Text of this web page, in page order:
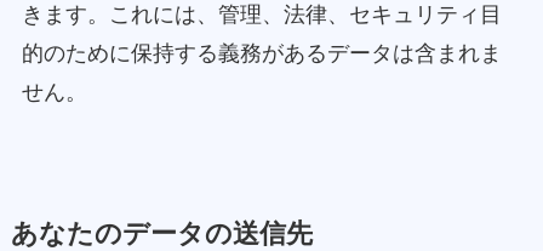
きます。これには、管理、法律、セキュリティ目
的のために保持する義務があるデータは含まれま
せん。
あなたのデータの送信先